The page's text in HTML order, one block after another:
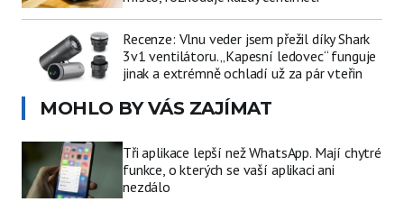
Recenze: Vlnu veder jsem přežil díky Shark
3v1 ventilátoru. „Kapesní ledovec“ funguje
jinak a extrémně ochladí už za pár vteřin
MOHLO BY VÁS ZAJÍMAT
Tři aplikace lepší než WhatsApp. Mají chytré
funkce, o kterých se vaší aplikaci ani
nezdálo